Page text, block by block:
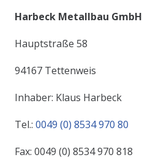
Harbeck Metallbau GmbH
Hauptstraße 58
94167 Tettenweis
Inhaber: Klaus Harbeck
Tel.: 0049 (0) 8534 970 80
Fax: 0049 (0) 8534 970 818